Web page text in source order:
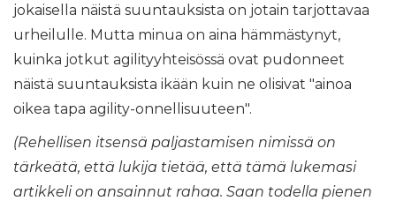
jokaisella näistä suuntauksista on jotain tarjottavaa
urheilulle. Mutta minua on aina hämmästynyt,
kuinka jotkut agilityyhteisössä ovat pudonneet
näistä suuntauksista ikään kuin ne olisivat "ainoa
oikea tapa agility-onnellisuuteen".
(Rehellisen itsensä paljastamisen nimissä on
tärkeätä, että lukija tietää, että tämä lukemasi
artikkeli on ansainnut rahaa. Saan todella pienen